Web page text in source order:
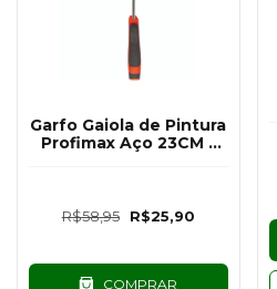
Garfo Gaiola de Pintura
Profimax Aço 23CM -
R$58,95 R$25,90
COMPRAR